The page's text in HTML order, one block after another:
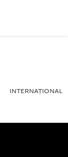
INTERNAŢIONAL